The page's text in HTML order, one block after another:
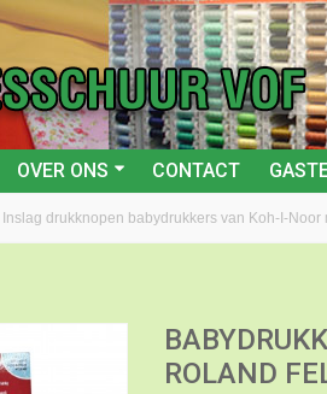
OVER ONS CONTACT
Inslag drukknopen babydrukkers van Koh-I-Noor
ROLAND